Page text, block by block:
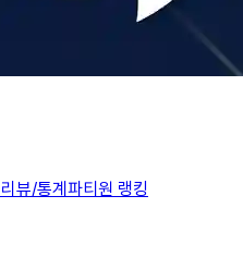
리뷰/통계파티원 랭킹